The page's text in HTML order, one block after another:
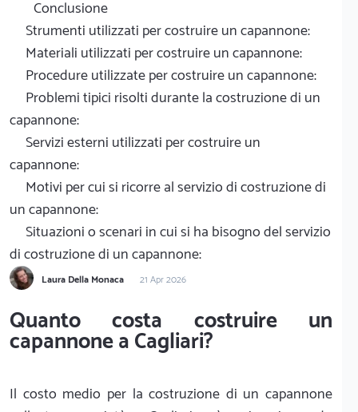
Conclusione
Strumenti utilizzati per costruire un capannone:
Materiali utilizzati per costruire un capannone:
Procedure utilizzate per costruire un capannone:
Problemi tipici risolti durante la costruzione di un
capannone:
Servizi esterni utilizzati per costruire un
capannone:
Motivi per cui si ricorre al servizio di costruzione di
un capannone:
Situazioni o scenari in cui si ha bisogno del servizio
di costruzione di un capannone:
Laura Della Monaca 21 Apr 2026
Quanto costa costruire un
capannone a Cagliari?
Il costo medio per la costruzione di un capannone